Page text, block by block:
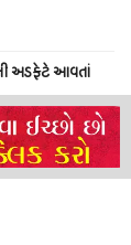
અડફેટે આવતાં
SHROFF,
ને આવેદનપત્ર